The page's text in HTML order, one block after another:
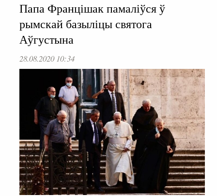
Папа Францішак памаліўся ў
рымскай базыліцы святога
Аўгустына
28.08.2020 10:34